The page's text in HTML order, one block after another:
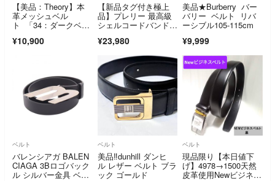
【美品：Theory】本
革メッシュベル
ト 「34：ダークベー
¥10,900
【新品タグ付き極上
品】プレリー 最高級
シェルコードバンドレ
革
¥23,980
美品★Burberry バー
バリー ベルト リバ
ーシブル105-115cm
¥9,999
ベルト
バレンシアガ BALEN
CIAGA 3Bロゴバック
ル シルバー金具 ベル
ベルト
美品‼️dunhill ダンヒ
ル レザー ベルト ブラ
ック ゴールド
ベルト
現品限り【本日値下
げ】4978→1500天然
皮革使用Newビジネス